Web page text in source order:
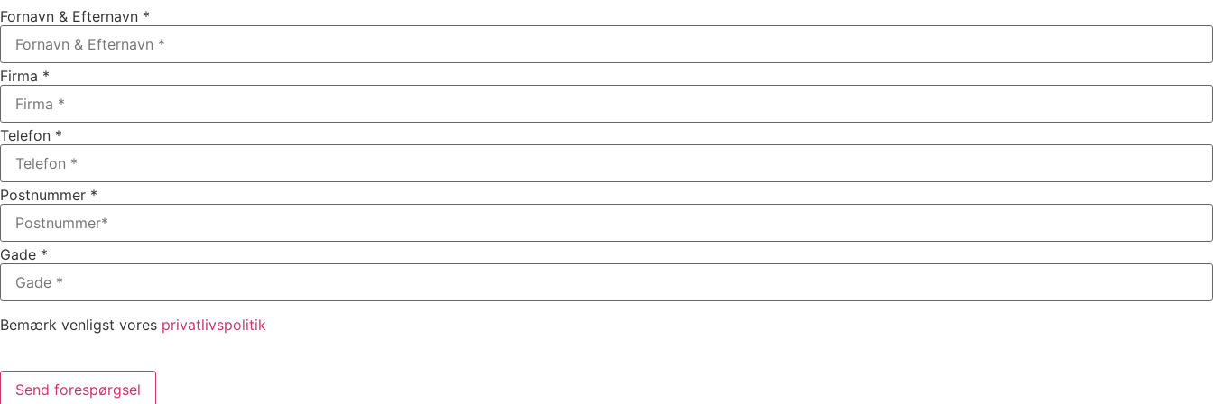
Fornavn & Efternavn *
Firma *
Telefon *
Postnummer *
Gade *
Bemærk venligst vores privatlivspolitik
Send forespørgsel